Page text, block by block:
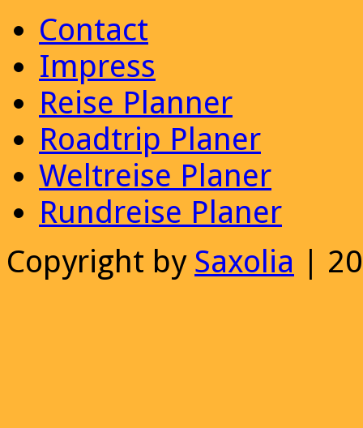
Contact
Impress
Reise Planner
Roadtrip Planer
Weltreise Planer
Rundreise Planer
Copyright by Saxolia |